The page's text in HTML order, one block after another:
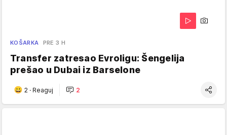
KOŠARKA PRE 3 H
Transfer zatresao Evroligu: Šengelija
prešao u Dubai iz Barselone
2 · Reaguj 2